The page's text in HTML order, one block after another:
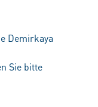
Demirkaya
Sie bitte